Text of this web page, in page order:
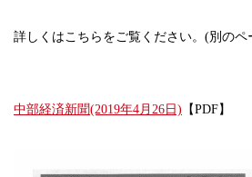
詳しくはこちらをご覧ください。(別のペ
中部経済新聞(2019年4月26日) 【PDF】